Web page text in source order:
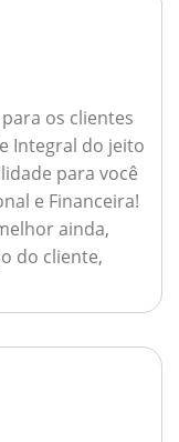
os clientes
Integral do jeito
para você
e Financeira!
ainda,
do cliente,